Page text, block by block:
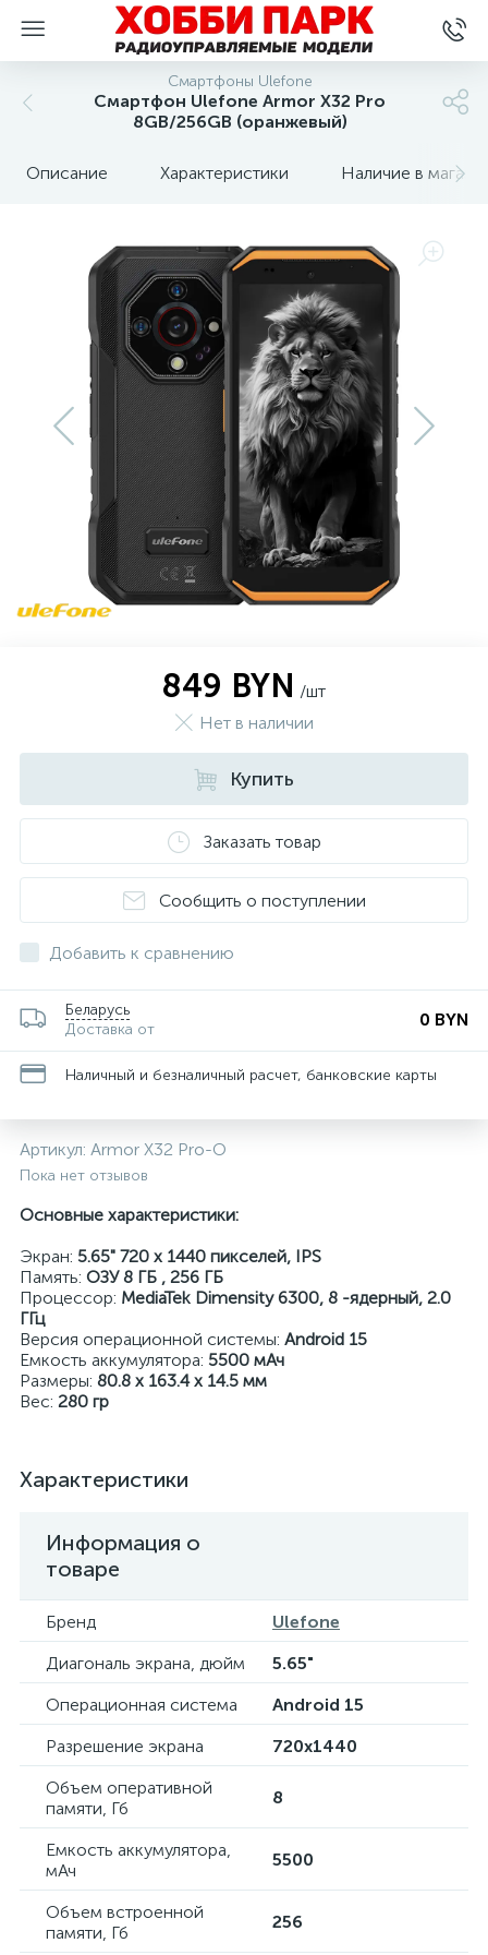
Смартфоны Ulefone
Смартфон Ulefone Armor X32 Pro
8GB/256GB (оранжевый)
Описание Характеристики Наличие в
849 BYN /шт
Нет в наличии
Купить
Заказать товар
Сообщить о поступлении
Добавить к сравнению
Беларусь
Доставка от
0 BYN
Наличный и безналичный расчет, банковские карты
Артикул: Armor X32 Pro-O
Пока нет отзывов
Основные характеристики:
Экран: 5.65" 720 x 1440 пикселей, IPS
Память: ОЗУ 8 ГБ , 256 ГБ
Процессор: MediaTek Dimensity 6300, 8 -ядерный, 2.0
ГГц
Версия операционной системы: Android 15
Емкость аккумулятора: 5500 мАч
Размеры: 80.8 x 163.4 x 14.5 мм
Вес: 280 гр
Характеристики
Информация о
товаре
Бренд
Ulefone
Диагональ экрана, дюйм
5.65"
Операционная система
Android 15
Разрешение экрана
720x1440
Объем оперативной
памяти, Гб
8
Емкость аккумулятора,
мАч
5500
Объем встроенной
памяти, Гб
256